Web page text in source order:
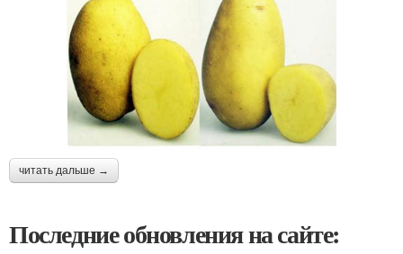
читать дальше →
Последние обновления на сайте: